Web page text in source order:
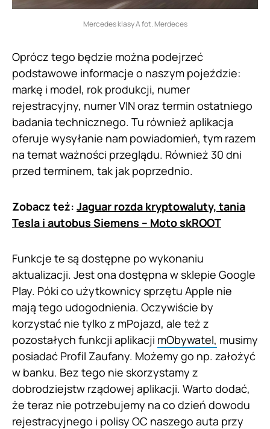
Mercedes klasy A fot. Merdeces
Oprócz tego będzie można podejrzeć
podstawowe informacje o naszym pojeździe:
markę i model, rok produkcji, numer
rejestracyjny, numer VIN oraz termin ostatniego
badania technicznego. Tu również aplikacja
oferuje wysyłanie nam powiadomień, tym razem
na temat ważności przeglądu. Również 30 dni
przed terminem, tak jak poprzednio.
Zobacz też: Jaguar rozda kryptowaluty, tania
Tesla i autobus Siemens – Moto skROOT
Funkcje te są dostępne po wykonaniu
aktualizacji. Jest ona dostępna w sklepie Google
Play. Póki co użytkownicy sprzętu Apple nie
mają tego udogodnienia. Oczywiście by
korzystać nie tylko z mPojazd, ale też z
pozostałych funkcji aplikacji mObywatel, musimy
posiadać Profil Zaufany. Możemy go np. założyć
w banku. Bez tego nie skorzystamy z
dobrodziejstw rządowej aplikacji. Warto dodać,
że teraz nie potrzebujemy na co dzień dowodu
rejestracyjnego i polisy OC naszego auta przy